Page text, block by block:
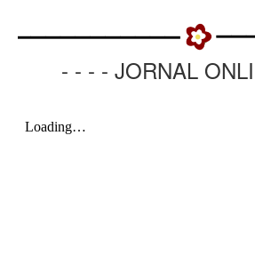
- - - - JORNAL